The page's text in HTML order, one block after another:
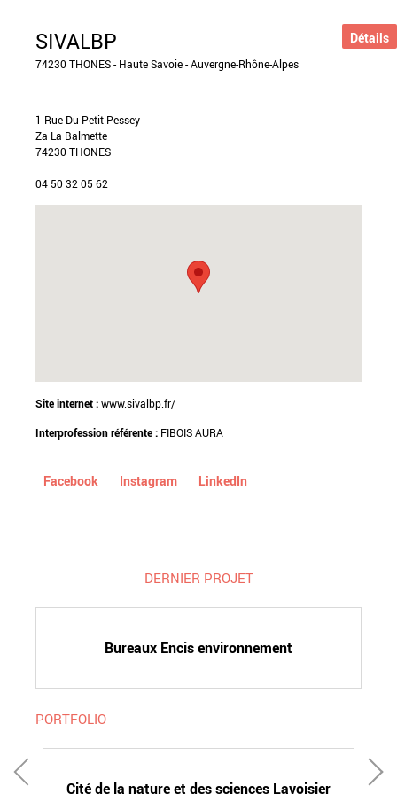
SIVALBP
74230 THONES - Haute Savoie - Auvergne-Rhône-Alpes
1 Rue Du Petit Pessey
Za La Balmette
74230 THONES
04 50 32 05 62
Site internet :www.sivalbp.fr/
Interprofession référente : FIBOIS AURA
Facebook Instagram LinkedIn
DERNIER PROJET
Bureaux Encis environnement
Détails
PORTFOLIO
Cité de la nature et des sciences Lavoisier